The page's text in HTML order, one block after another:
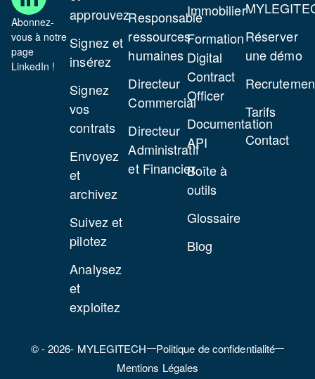
Abonnez-
vous à notre
page
LinkedIn !
approuvez
Signez et
insérez
Signez
vos
contrats
Envoyez
et
archivez
Suivez et
pilotez
Analysez
et
exploitez
Responsable
ressources
humaines
Directeur
Commercial
Directeur
Administratif
et Financier
Immobilier
Formation
Digital
Contract
Officer
Documentation
API
Boîte à
outils
Glossaire
Blog
Réserver
une démo
Tarifs
Contact
© - 2026- MYLEGITECH
Politique de confidentialité
Mentions Légales